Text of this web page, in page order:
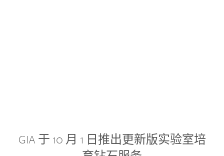
GIA 于 10 月 1 日推出更新版实验室培